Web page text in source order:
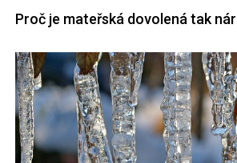
Proč je mateřská dovolená tak